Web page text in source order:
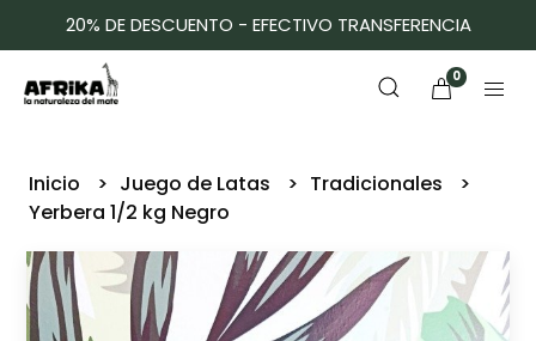
20% DE DESCUENTO - EFECTIVO TRANSFERENCIA
0
Inicio Juego de Latas
Tradicionales
Yerbera 1/2 kg Negro